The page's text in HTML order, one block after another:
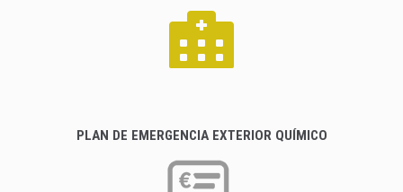
PLAN DE EMERGENCIA EXTERIOR QUÍMICO